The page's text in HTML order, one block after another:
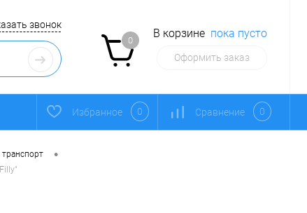
звонок
0
В корзине пока пусто
Оформить заказ
Избранное 0 Сравнение 0
•